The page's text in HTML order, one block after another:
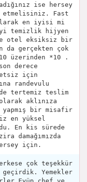
ise hersey
etmelisiniz. Fast
en iyisi mi
iyi temizlik hijyen
otel eksiksiz bir
da gerçekten çok
üzerinden *10 .
derece
için
randevulu
tertemiz teslim
aklınıza
yapmış bir misafir
en yüksel
En kis sürede
damağımızda
için.
çok teşekkür
Yemekler